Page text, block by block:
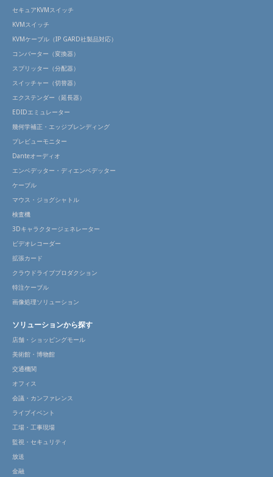
セキュアKVMスイッチ
KVMスイッチ
KVMケーブル（IP GARD社製品対応）
コンバーター（変換器）
スプリッター（分配器）
スイッチャー（切替器）
エクステンダー（延長器）
EDIDエミュレーター
幾何学補正・エッジブレンディング
プレビューモニター
Danteオーディオ
エンベデッター・ディエンベデッター
ケーブル
マウス・ジョグシャトル
検査機
3Dキャラクタージェネレーター
ビデオレコーダー
拡張カード
クラウドライブプロダクション
特注ケーブル
画像処理ソリューション
ソリューションから探す
店舗・ショッピングモール
美術館・博物館
交通機関
オフィス
会議・カンファレンス
ライブイベント
工場・工事現場
監視・セキュリティ
放送
金融